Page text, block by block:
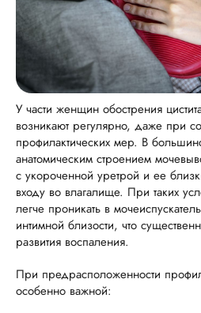
У части женщин обострения
возникают регулярно, даже при
профилактических мер. В
анатомическим строением
с укороченной уретрой и ее
входу во влагалище. При таких
легче проникать в
интимной близости, что
развития воспаления.
При предрасположенности
особенно важной: